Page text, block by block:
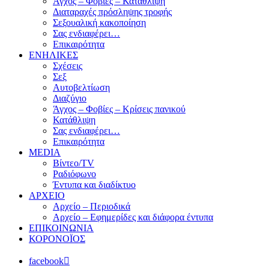
Διαταραχές πρόσληψης τροφής
Σεξουαλική κακοποίηση
Σας ενδιαφέρει…
Επικαιρότητα
ΕΝΗΛΙΚΕΣ
Σχέσεις
Σεξ
Αυτοβελτίωση
Διαζύγιο
Άγχος – Φοβίες – Κρίσεις πανικού
Κατάθλιψη
Σας ενδιαφέρει…
Επικαιρότητα
MEDIA
Βίντεο/TV
Ραδιόφωνο
Έντυπα και διαδίκτυο
ΑΡΧΕΙΟ
Αρχείο – Περιοδικά
Αρχείο – Εφημερίδες και διάφορα έντυπα
ΕΠΙΚΟΙΝΩΝΙΑ
ΚΟΡΟΝΟΪΟΣ
facebook